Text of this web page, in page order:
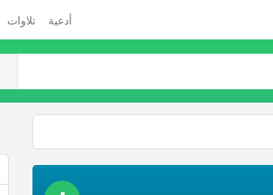
أدعية تلاوات